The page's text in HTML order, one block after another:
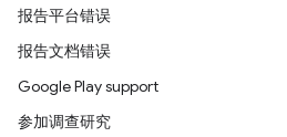
报告平台错误
报告文档错误
Google Play support
参加调查研究